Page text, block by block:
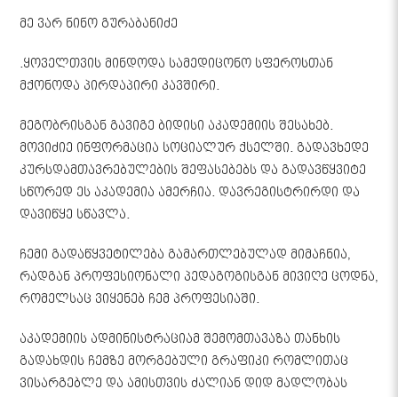
მე ვარ ნინო გურაბანიძე
.ყოველთვის მინდოდა სამედიცონო სფეროსთან
მქონოდა პირდაპირი კავშირი.
მეგობრისგან გავიგე ბიდისი აკადემიის შესახებ.
მოვიძიე ინფორმაცია სოციალურ ქსელში. გადავხედე
კურსდამთავრებულების შეფასებებს და გადავწყვიტე
სწორედ ეს აკადემია ამერჩია. დავრეგისტრირდი და
დავიწყე სწავლა.
ჩემი გადაწყვეტილება გამართლებულად მიმაჩნია,
რადგან პროფესიონალი პედაგოგისგან მივიღე ცოდნა,
რომელსაც ვიყენებ ჩემ პროფესიაში.
აკადემიის ადმინისტრაციამ შემომთავაზა თანხის
გადახდის ჩემზე მორგებული გრაფიკი რომლითაც
ვისარგებლე და ამისთვის ძალიან დიდ მადლობას